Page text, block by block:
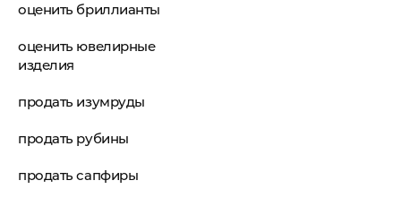
оценить бриллианты
оценить ювелирные
изделия
продать изумруды
продать рубины
продать сапфиры